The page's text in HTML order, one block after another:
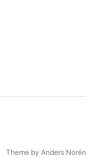
Theme by Anders Norén